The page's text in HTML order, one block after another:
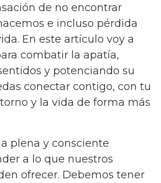
de no encontrar
e incluso pérdida
En este artículo voy a
combatir la apatía,
y potenciando su
conectar contigo, con tu
y la vida de forma más
plena y consciente
a lo que nuestros
ofrecer. Debemos tener